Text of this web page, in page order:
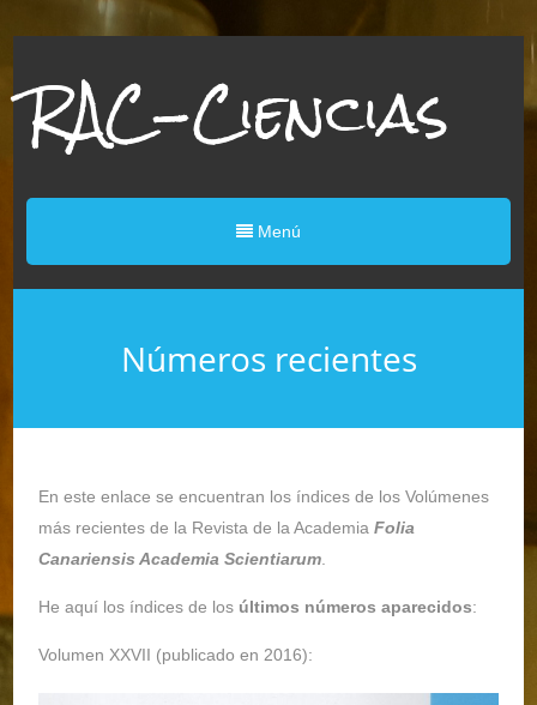
RAC-Ciencias
Menú
Números recientes
En este enlace se encuentran los índices de los Volúmenes
más recientes de la Revista de la Academia Folia
Canariensis Academia Scientiarum.
He aquí los índices de los últimos números aparecidos:
Volumen XXVII (publicado en 2016):